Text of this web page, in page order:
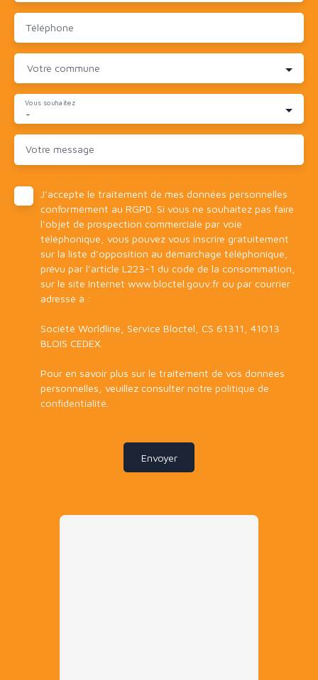
Téléphone
Votre commune
-
Vous souhaitez
Votre message
J'accepte le traitement de mes données personnelles
conformément au RGPD. Si vous ne souhaitez pas faire
l'objet de prospection commerciale par voie
téléphonique, vous pouvez vous inscrire gratuitement
sur la liste d'opposition au démarchage téléphonique,
prévu par l'article L223-1 du code de la consommation,
sur le site Internet www.bloctel.gouv.fr ou par courrier
adressé à :
Société Worldline, Service Bloctel, CS 61311, 41013
BLOIS CEDEX.
Pour en savoir plus sur le traitement de vos données
personnelles, veuillez consulter notre politique de
confidentialité
Envoyer